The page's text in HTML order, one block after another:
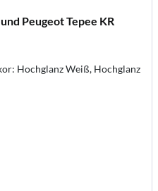
Peugeot Tepee KR
Hochglanz Weiß, Hochglanz